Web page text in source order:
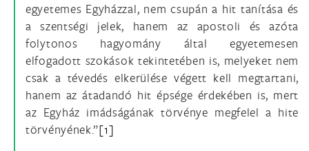
egyetemes Egyházzal, nem csupán a hit tanítása és
a szentségi jelek, hanem az apostoli és azóta
folytonos hagyomány által egyetemesen
elfogadott szokások tekintetében is, melyeket nem
csak a tévedés elkerülése végett kell megtartani,
hanem az átadandó hit épsége érdekében is, mert
az Egyház imádságának törvénye megfelel a hite
törvényének.”[1]